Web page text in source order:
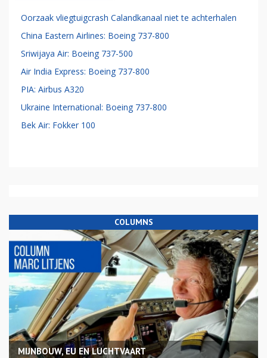
Oorzaak vliegtuigcrash Calandkanaal niet te achterhalen
China Eastern Airlines: Boeing 737-800
Sriwijaya Air: Boeing 737-500
Air India Express: Boeing 737-800
PIA: Airbus A320
Ukraine International: Boeing 737-800
Bek Air: Fokker 100
COLUMNS
MIJNBOUW, EU EN LUCHTVAART